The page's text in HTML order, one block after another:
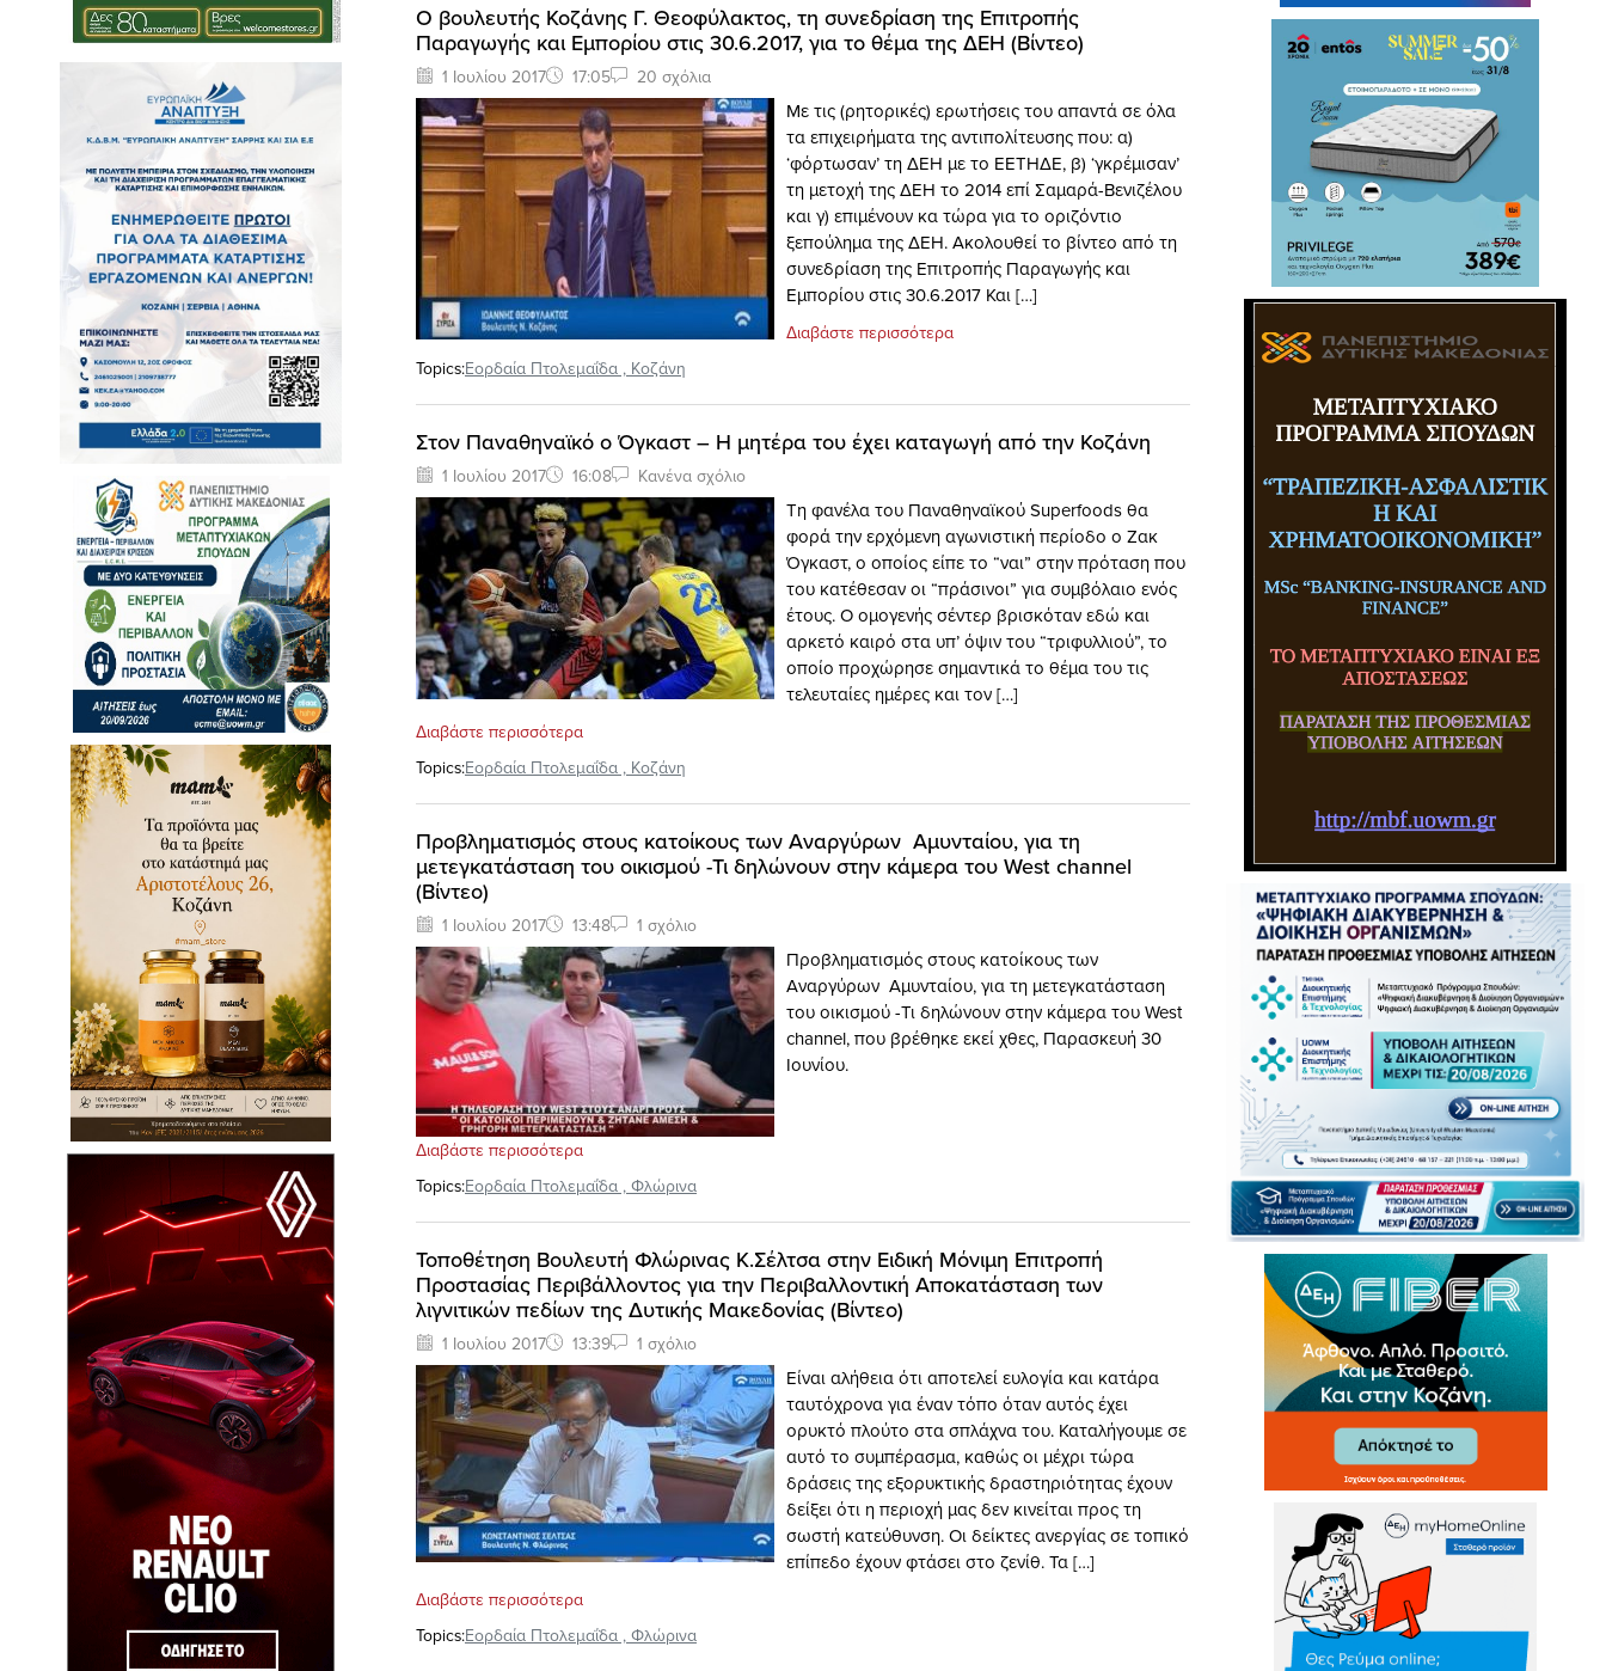
O βουλευτής Κοζάνης Γ. Θεοφύλακτος, τη συνεδρίαση της Επιτροπής
Παραγωγής και Εμπορίου στις 30.6.2017, για το θέμα της ΔΕΗ (Βίντεο)
1 Ιουλίου 2017 17:05 20 σχόλια
Με τις (ρητορικές) ερωτήσεις του απαντά σε όλα
τα επιχειρήματα της αντιπολίτευσης που: α)
‘φόρτωσαν’ τη ΔΕΗ με το ΕΕΤΗΔΕ, β) ‘γκρέμισαν’
τη μετοχή της ΔΕΗ το 2014 επί Σαμαρά-Βενιζέλου
και γ) επιμένουν κα τώρα για το οριζόντιο
ξεπούλημα της ΔΕΗ. Ακολουθεί το βίντεο από τη
συνεδρίαση της Επιτροπής Παραγωγής και
Εμπορίου στις 30.6.2017 Και […]
Διαβάστε περισσότερα
Topics:Εορδαία Πτολεμαΐδα , Κοζάνη
Στον Παναθηναϊκό ο Όγκαστ – H μητέρα του έχει καταγωγή από την Κοζάνη
1 Ιουλίου 2017 16:08 Κανένα σχόλιο
Tη φανέλα του Παναθηναϊκού Superfoods θα
φορά την ερχόμενη αγωνιστική περίοδο ο Ζακ
Όγκαστ, ο οποίος είπε το “ναι” στην πρόταση που
του κατέθεσαν οι “πράσινοι” για συμβόλαιο ενός
έτους. Ο ομογενής σέντερ βρισκόταν εδώ και
αρκετό καιρό στα υπ’ όψιν του “τριφυλλιού”, το
οποίο προχώρησε σημαντικά το θέμα του τις
τελευταίες ημέρες και τον […]
Διαβάστε περισσότερα
Topics:Εορδαία Πτολεμαΐδα , Κοζάνη
Προβληματισμός στους κατοίκους των Αναργύρων Αμυνταίου, για τη
μετεγκατάσταση του οικισμού -Τι δηλώνουν στην κάμερα του West channel
(Βίντεο)
1 Ιουλίου 2017 13:48 1 σχόλιο
Προβληματισμός στους κατοίκους των
Αναργύρων Αμυνταίου, για τη μετεγκατάσταση
του οικισμού -Τι δηλώνουν στην κάμερα του West
channel, που βρέθηκε εκεί χθες, Παρασκευή 30
Ιουνίου.
Διαβάστε περισσότερα
Topics:Εορδαία Πτολεμαΐδα , Φλώρινα
Τοποθέτηση Βουλευτή Φλώρινας Κ.Σέλτσα στην Ειδική Μόνιμη Επιτροπή
Προστασίας Περιβάλλοντος για την Περιβαλλοντική Αποκατάσταση των
λιγνιτικών πεδίων της Δυτικής Μακεδονίας (Βίντεο)
1 Ιουλίου 2017 13:39 1 σχόλιο
Είναι αλήθεια ότι αποτελεί ευλογία και κατάρα
ταυτόχρονα για έναν τόπο όταν αυτός έχει
ορυκτό πλούτο στα σπλάχνα του. Καταλήγουμε σε
αυτό το συμπέρασμα, καθώς οι μέχρι τώρα
δράσεις της εξορυκτικής δραστηριότητας έχουν
δείξει ότι η περιοχή μας δεν κινείται προς τη
σωστή κατεύθυνση. Οι δείκτες ανεργίας σε τοπικό
επίπεδο έχουν φτάσει στο ζενίθ. Τα […]
Διαβάστε περισσότερα
Topics:Εορδαία Πτολεμαΐδα , Φλώρινα